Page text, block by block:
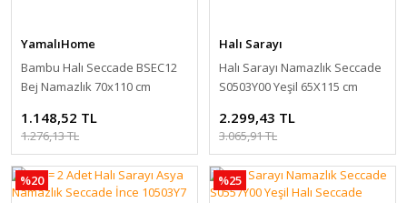
YamalıHome
Bambu Halı Seccade BSEC12
Bej Namazlık 70x110 cm
1.148,52 TL
1.276,13 TL
Halı Sarayı
Halı Sarayı Namazlık Seccade
S0503Y00 Yeşil 65X115 cm
2.299,43 TL
3.065,91 TL
%20 %25